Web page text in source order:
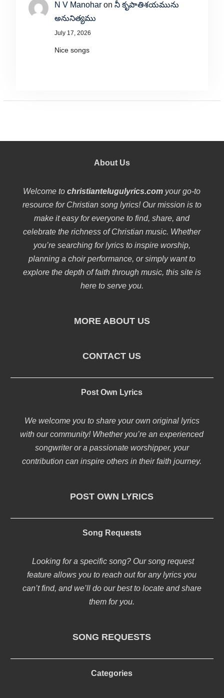
N V Manoharon నీ కృపాతిశయమును
అనునిత్యము
July 17, 2026
Nice songs
About Us
Welcome tochristiantelugulyrics.com your go-to
resource for Christian song lyrics! Our mission is to
make it easy for everyone to find, share, and
celebrate the richness of Christian music. Whether
you’re searching for lyrics to inspire worship,
planning a choir performance, or simply want to
explore the depth of faith through music, this site is
here to serve you.
MORE ABOUT US
CONTACT US
Post Own Lyrics
We welcome you to share your own original lyrics
with our community! Whether you’re an experienced
songwriter or a passionate worshipper, your
contribution can inspire others in their faith journey.
POST OWN LYRICS
Song Requests
Looking for a specific song? Our song request
feature allows you to reach out for any lyrics you
can’t find, and we’ll do our best to locate and share
them for you.
SONG REQUESTS
Categories